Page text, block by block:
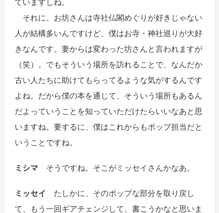
ていますしね。
それに、お坊さんは寺社仏閣めぐりが好きじゃない
人が結構多いんですけど、僕はお寺・神社巡りが大好
きなんです。妻からは変わった坊さんと言われますが
（笑）。でもそういう場所を訪れることで、なんだか
古い人たちに助けてもらってるような気がするんです
よね。だから僕の本を通じて、そういう場所もあるん
だよっていうことを知っていただけたらいいなあと思
いますね。要するに、僕はこれからもポップ担当だと
いうことですね。
ミシマ そうですね。そこがミッセイさんかなあ。
ミッセイ たしかに、そのポップな部分を取り戻し
て、もう一回ギアチェンジして、書こうかなと思いま